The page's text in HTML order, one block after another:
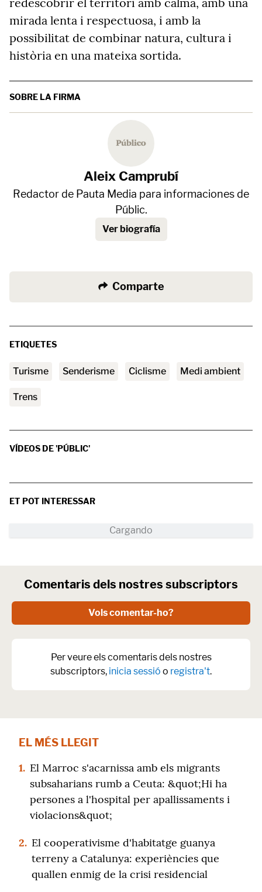
mirada lenta i respectuosa, i amb la
possibilitat de combinar natura, cultura i
història en una mateixa sortida.
SOBRE LA FIRMA
Aleix Camprubí
Redactor de Pauta Media para informaciones de
Públic.
Ver biografía
Comparte
ETIQUETES
turisme senderisme ciclisme medi ambient
trens
VÍDEOS DE 'PÚBLIC'
ET POT INTERESSAR
Comentaris dels nostres subscriptors
Vols comentar-ho?
Per veure els comentaris dels nostres
subscriptors, inicia sessió o registra't.
EL MÉS LLEGIT
1. El Marroc s'acarnissa amb els migrants
subsaharians rumb a Ceuta: &quot;Hi ha
persones a l'hospital per apallissaments i
violacions&quot;
2. El cooperativisme d'habitatge guanya
terreny a Catalunya: experiències que
quallen enmig de la crisi residencial